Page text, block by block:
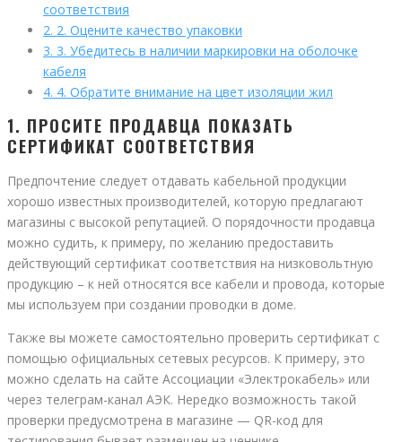
соответствия
2. 2. Оцените качество упаковки
3. 3. Убедитесь в наличии маркировки на оболочке
кабеля
4. 4. Обратите внимание на цвет изоляции жил
1. ПРОСИТЕ ПРОДАВЦА ПОКАЗАТЬ
СЕРТИФИКАТ СООТВЕТСТВИЯ
Предпочтение следует отдавать кабельной продукции
хорошо известных производителей, которую предлагают
магазины с высокой репутацией. О порядочности продавца
можно судить, к примеру, по желанию предоставить
действующий сертификат соответствия на низковольтную
продукцию – к ней относятся все кабели и провода, которые
мы используем при создании проводки в доме.
Также вы можете самостоятельно проверить сертификат с
помощью официальных сетевых ресурсов. К примеру, это
можно сделать на сайте Ассоциации «Электрокабель» или
через телеграм-канал АЭК. Нередко возможность такой
проверки предусмотрена в магазине — QR-код для